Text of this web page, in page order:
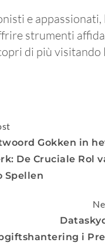
e appassionati,
strumenti
di più visitando
Gokken in
De Cruciale Rol
Spellen
i